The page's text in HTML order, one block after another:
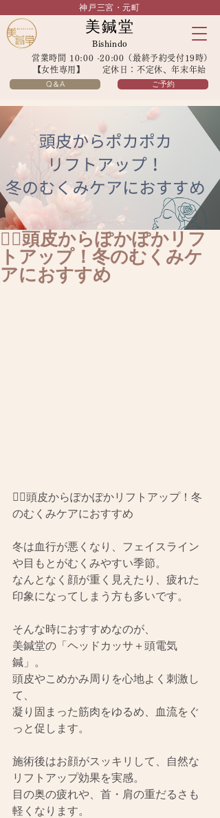
神戸三宮・元町
美鍼堂
Bishindo
営業時間 10:00 -20:00（最終予約受付19時）
【女性専用】 定休日：不定休、年末年始
Q＆A ご予約
💆‍♀️頭皮からぽかぽかリフ
トアップ！冬のむくみケ
アにおすすめ
💆‍♀️頭皮からぽかぽかリフトアップ！冬
のむくみケアにおすすめ
冬は血行が悪くなり、フェイスライン
や目もとがむくみやすい季節。
なんとなく顔が重く見えたり、疲れた
印象になってしまう方も多いです。
そんな時におすすめなのが、
美鍼堂の「ヘッドカッサ＋頭電気
鍼」。
頭皮やこめかみ周りを心地よく刺激し
て、
凝り固まった筋肉をゆるめ、血流をぐ
っと促します。
施術後はお顔がスッキリして、自然な
リフトアップ効果を実感。
目の奥の疲れや、首・肩の重だるさも
軽くなります。